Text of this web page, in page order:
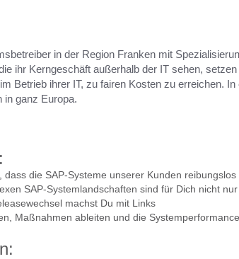
in der Region Franken mit
ihr Kerngeschäft außerhalb der IT sehen,
Betrieb ihrer IT, zu fairen Kosten zu erreichen.
in ganz Europa.
dass die SAP-Systeme unserer Kunden reibungslos
SAP-Systemlandschaften sind für Dich nicht
machst Du mit Links
Maßnahmen ableiten und die